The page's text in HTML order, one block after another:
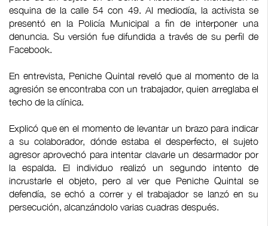
esquina de la calle 54 con 49. Al mediodía, la activista se
presentó en la Policía Municipal a fin de interponer una
denuncia. Su versión fue difundida a través de su perfil de
Facebook.
En entrevista, Peniche Quintal reveló que al momento de la
agresión se encontraba con un trabajador, quien arreglaba el
techo de la clínica.
Explicó que en el momento de levantar un brazo para indicar
a su colaborador, dónde estaba el desperfecto, el sujeto
agresor aprovechó para intentar clavarle un desarmador por
la espalda. El individuo realizó un segundo intento de
incrustarle el objeto, pero al ver que Peniche Quintal se
defendía, se echó a correr y el trabajador se lanzó en su
persecución, alcanzándolo varias cuadras después.